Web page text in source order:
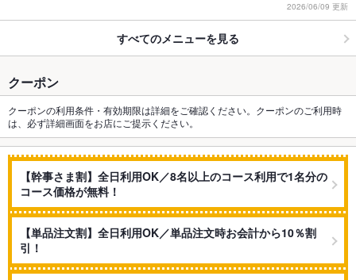
2026/06/09 更新
すべてのメニューを見る
クーポン
クーポンの利用条件・有効期限は詳細をご確認ください。クーポンのご利用時
は、必ず詳細画面をお店にご提示ください。
【幹事さま割】全日利用OK／8名以上のコース利用で1名分の
コース価格が無料！
【単品注文割】全日利用OK／単品注文時お会計から10％割
引！